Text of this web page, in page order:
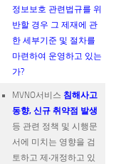
정보보호 관련법규를 위
반할 경우 그 제재에 관
한 세부기준 및 절차를
마련하여 운영하고 있는
가?
MVNO서비스 침해사고
동향, 신규 취약점 발생
등 관련 정책 및 시행문
서에 미치는 영향을 검
토하고 제‧개정하고 있